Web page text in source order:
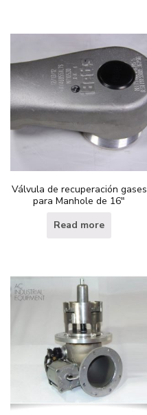
Válvula de recuperación gases
para Manhole de 16″
Read more